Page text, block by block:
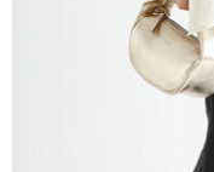
1.本服務係由「台灣大哥大
用戶於交易時，得透過本服
買賣價金債權讓與本公司後
2.基於同意付款使用「大哥
資料（包含姓名、電話或地
由本公司與您本人進行分期
3.完整用戶服務條款，請詳
ATM／網路銀行／等多元方
※ 請注意：結帳手續完成當
購買商品的店家。未經商家
後付繳納相關費用。
※ 交易是否成功請以「
是否繳費成功／繳費後需取
https://
萊爾富取貨付款
每筆NT$60，滿
每筆NT$60，滿NT$888(